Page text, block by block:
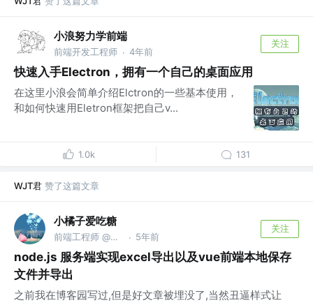
小浪努力学前端
前端开发工程师 · 4年前
关注
快速入手Electron，拥有一个自己的桌面应用
在这里小浪会简单介绍Elctron的一些基本使用，
和如何快速用Eletron框架把自己v...
1.0k 131
WJT君 赞了这篇文章
小橘子爱吃糖
前端工程师 @保密 · 5年前
关注
node.js 服务端实现excel导出以及vue前端本地保存
文件并导出
之前我在博客园写过,但是好文章被埋没了,当然丑逼样式让